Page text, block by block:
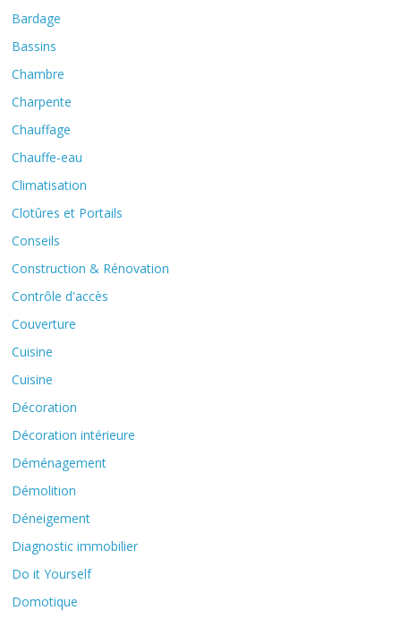
Bardage
Bassins
Chambre
Charpente
Chauffage
Chauffe-eau
Climatisation
Clotûres et Portails
Conseils
Construction & Rénovation
Contrôle d'accès
Couverture
Cuisine
Cuisine
Décoration
Décoration intérieure
Déménagement
Démolition
Déneigement
Diagnostic immobilier
Do it Yourself
Domotique